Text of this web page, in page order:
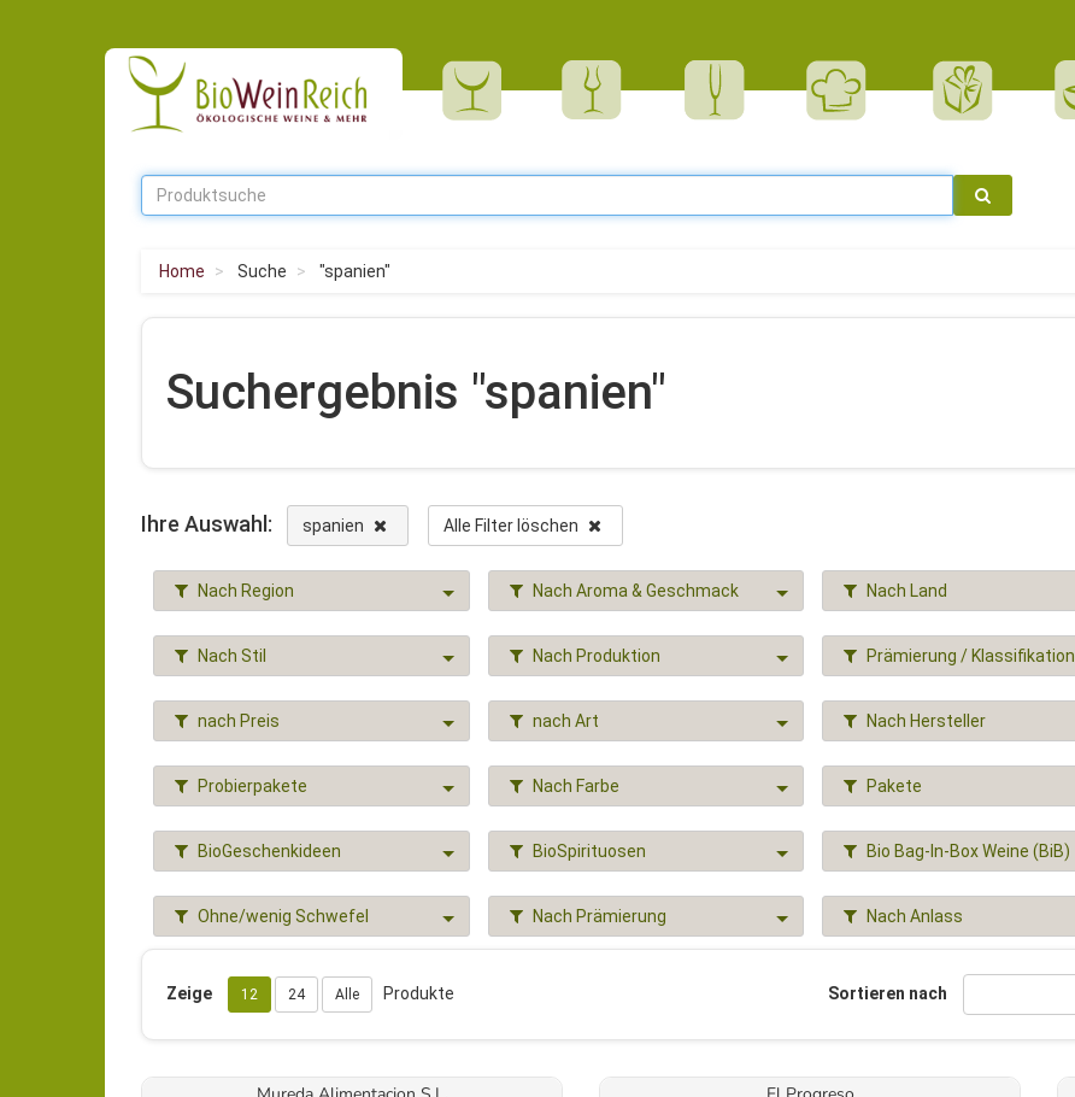
Home Suche "spanien"
Suchergebnis "spanien"
Ihre Auswahl: spanien Alle Filter löschen
Nach Region Nach Aroma & Geschmack Nach Land
Nach Stil Nach Produktion Prämierung / Klassifikation
nach Preis nach Art Nach Hersteller
Probierpakete Nach Farbe Pakete
BioGeschenkideen BioSpirituosen Bio Bag-In-Box Weine (BiB)
Ohne/wenig Schwefel Nach Prämierung Nach Anlass
Zeige 12 24 Alle Produkte Sortieren nach